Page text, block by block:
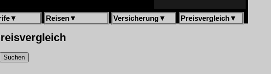
▼ Reisen▼ Versicherung▼ Preisvergleich▼